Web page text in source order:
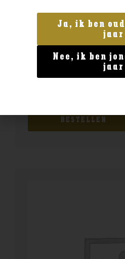
Filliers Advokaat 0,7L
BESTELLEN
Ja, ik ben
jaar
Nee, ik ben
jaar